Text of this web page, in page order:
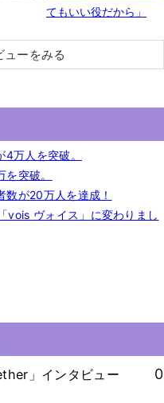
てもいい役だから」
ーをみる
万人を突破。
突破。
が20万人を達成！
ヴォイス」に変わりまし
」インタビュー
0